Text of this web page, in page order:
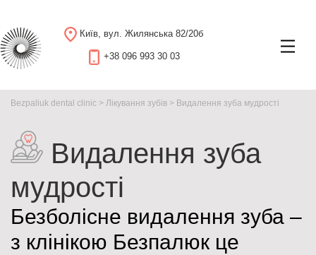
Київ, вул. Жилянська 82/20б
+38 096 993 30 03
Bezpaliuk dental clinic > Лікування зубів > Видалення зуба мудрості
Видалення зуба
мудрості
Безболісне видалення зуба –
з клінікою Безпалюк це